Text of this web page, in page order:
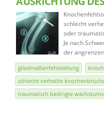
schlecht
oder
Je nach
der
gliedmaßenfehlstellung
schlecht verheilte
traumatisch bedingte